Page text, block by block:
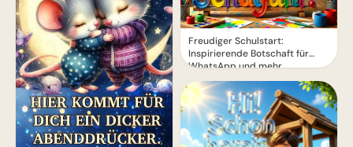
Freudiger Schulstart:
Inspirierende Botschaft für
WhatsApp und mehr